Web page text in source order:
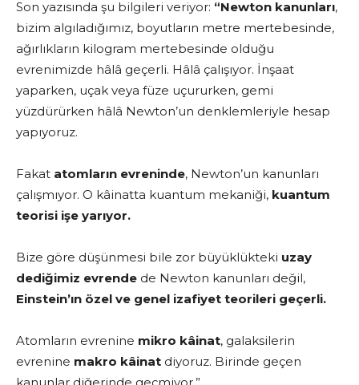
Son yazısında şu bilgileri veriyor: “Newton kanunları,
bizim algıladığımız, boyutların metre mertebesinde,
ağırlıkların kilogram mertebesinde olduğu
evrenimizde hâlâ geçerli. Hâlâ çalışıyor. İnşaat
yaparken, uçak veya füze uçururken, gemi
yüzdürürken hâlâ Newton’un denklemleriyle hesap
yapıyoruz.
Fakat atomların evreninde, Newton’un kanunları
çalışmıyor. O kâinatta kuantum mekaniği, kuantum
teorisi işe yarıyor.
Bize göre düşünmesi bile zor büyüklükteki uzay
dediğimiz evrende de Newton kanunları değil,
Einstein’ın özel ve genel izafiyet teorileri geçerli.
Atomların evrenine mikro kâinat, galaksilerin
evrenine makro kâinat diyoruz. Birinde geçen